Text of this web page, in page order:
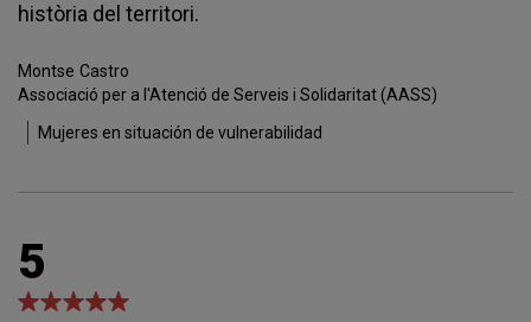
història del territori.
Montse Castro
Associació per a l'Atenció de Serveis i Solidaritat (AASS)
Mujeres en situación de vulnerabilidad
5